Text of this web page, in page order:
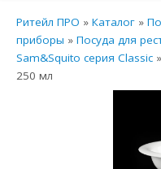
Ритейл ПРО »Каталог »
приборы »Посуда для
Sam&Squito серия Classic
250 мл